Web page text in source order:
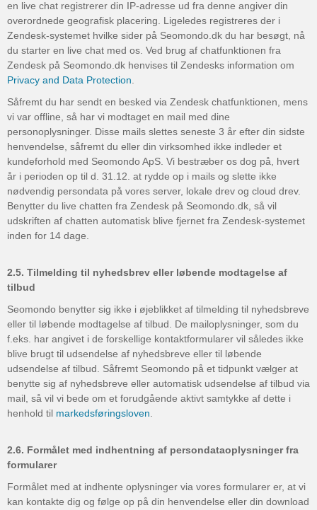
en live chat registrerer din IP-adresse ud fra denne angiver din
overordnede geografisk placering. Ligeledes registreres der i
Zendesk-systemet hvilke sider på Seomondo.dk du har besøgt, nå
du starter en live chat med os. Ved brug af chatfunktionen fra
Zendesk på Seomondo.dk henvises til Zendesks information om
Privacy and Data Protection
Såfremt du har sendt en besked via Zendesk chatfunktionen, mens
vi var offline, så har vi modtaget en mail med dine
personoplysninger. Disse mails slettes seneste 3 år efter din sidste
henvendelse, såfremt du eller din virksomhed ikke indleder et
kundeforhold med Seomondo ApS. Vi bestræber os dog på, hvert
år i perioden op til d. 31.12. at rydde op i mails og slette ikke
nødvendig persondata på vores server, lokale drev og cloud drev.
Benytter du live chatten fra Zendesk på Seomondo.dk, så vil
udskriften af chatten automatisk blive fjernet fra Zendesk-systemet
inden for 14 dage.
2.5. Tilmelding til nyhedsbrev eller løbende modtagelse af
tilbud
Seomondo benytter sig ikke i øjeblikket af tilmelding til nyhedsbreve
eller til løbende modtagelse af tilbud. De mailoplysninger, som du
f.eks. har angivet i de forskellige kontaktformularer vil således ikke
blive brugt til udsendelse af nyhedsbreve eller til løbende
udsendelse af tilbud. Såfremt Seomondo på et tidpunkt vælger at
benytte sig af nyhedsbreve eller automatisk udsendelse af tilbud via
mail, så vil vi bede om et forudgående aktivt samtykke af dette i
henhold til markedsføringsloven
2.6. Formålet med indhentning af persondataoplysninger fra
formularer
Formålet med at indhente oplysninger via vores formularer er, at vi
kan kontakte dig og følge op på din henvendelse eller din download